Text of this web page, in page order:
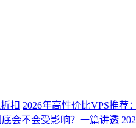
扣 2026年高性价比VPS推荐
会不会受影响？一篇讲透